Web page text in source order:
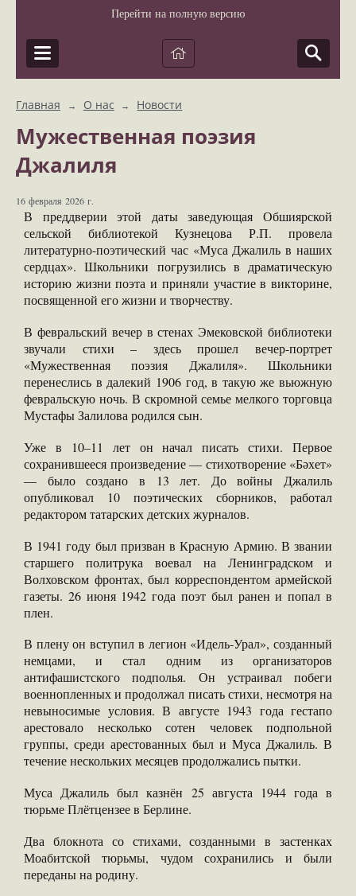
Перейти на полную версию
Главная → О нас → Новости
Мужественная поэзия
Джалиля
16 февраля 2026 г.
В преддверии этой даты заведующая Обшиярской
сельской библиотекой Кузнецова Р.П. провела
литературно-поэтический час «Муса Джалиль в наших
сердцах». Школьники погрузились в драматическую
историю жизни поэта и приняли участие в викторине,
посвященной его жизни и творчеству.
В февральский вечер в стенах Эмековской библиотеки
звучали стихи – здесь прошел вечер-портрет
«Мужественная поэзия Джалиля». Школьники
перенеслись в далекий 1906 год, в такую же вьюжную
февральскую ночь. В скромной семье мелкого торговца
Мустафы Залилова родился сын.
Уже в 10–11 лет он начал писать стихи. Первое
сохранившееся произведение — стихотворение «Бәхет»
— было создано в 13 лет. До войны Джалиль
опубликовал 10 поэтических сборников, работал
редактором татарских детских журналов.
В 1941 году был призван в Красную Армию. В звании
старшего политрука воевал на Ленинградском и
Волховском фронтах, был корреспондентом армейской
газеты. 26 июня 1942 года поэт был ранен и попал в
плен.
В плену он вступил в легион «Идель‑Урал», созданный
немцами, и стал одним из организаторов
антифашистского подполья. Он устраивал побеги
военнопленных и продолжал писать стихи, несмотря на
невыносимые условия. В августе 1943 года гестапо
арестовало несколько сотен человек подпольной
группы, среди арестованных был и Муса Джалиль. В
течение нескольких месяцев продолжались пытки.
Муса Джалиль был казнён 25 августа 1944 года в
тюрьме Плётцензее в Берлине.
Два блокнота со стихами, созданными в застенках
Моабитской тюрьмы, чудом сохранились и были
переданы на родину.